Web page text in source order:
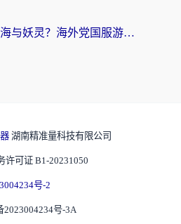
台湾怎么玩山海与妖灵？海外党国服游戏加速全攻略，告别延迟卡顿
湖南精准量科技有限公司
许可证 B1-20231050
号-2
2023004234号-3A